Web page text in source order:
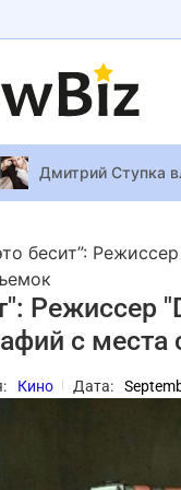
Дмитрий Ступка
Почти
Братья и сестры
Сериал “Морская
Этот день
Amazon выиграл
Як правильно
Men of War II
бесит”:
Режиссер
с
Кино Дата: